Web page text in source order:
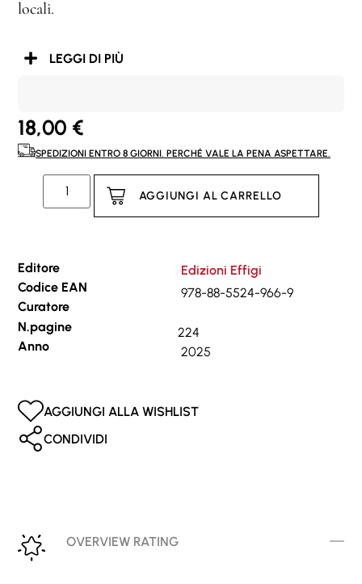
locali.
LEGGI DI PIÙ
18,00 €
SPEDIZIONI ENTRO 8 GIORNI. PERCHÉ VALE LA PENA ASPETTARE.
AGGIUNGI AL CARRELLO
Editore
Edizioni Effigi
Codice EAN
978-88-5524-966-9
Curatore
N.pagine
224
Anno
2025
AGGIUNGI ALLA WISHLIST
CONDIVIDI
OVERVIEW RATING